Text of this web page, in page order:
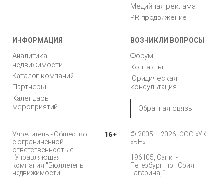
Медийная реклама
PR продвижение
ИНФОРМАЦИЯ
Аналитика
недвижимости
Каталог компаний
Партнеры
Календарь
мероприятий
ВОЗНИКЛИ ВОПРОСЫ
Форум
Контакты
Юридическая
консультация
Обратная связь
Учредитель - Общество
с ограниченной
ответственностью
"Управляющая
компания "Бюллетень
недвижимости"
16+
© 2005 – 2026, ООО «УК
«БН»
196105, Санкт-
Петербург, пр. Юрия
Гагарина, 1